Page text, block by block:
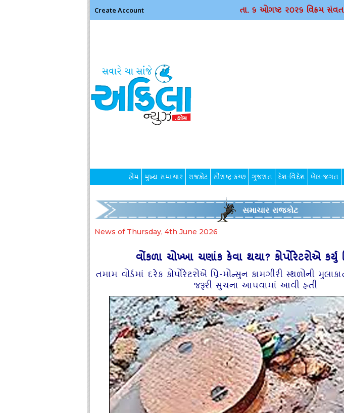
Create Account તા. ૬ ઓગષ્ટ ર૦ર૬ વિક્રમ
હોમ મુખ્ય સમાચાર રાજકોટ સૌરાષ્ટ્ર-કચ્છ ગુજરાત દેશ-વિદેશ ખેલ-જગત
સમાચાર રાજકોટ
News of Thursday, 4th June 2026
વોંકળા ચોખ્‍ખા ચણાંક કેવા થયા? કોર્પોરેટરોએ કર્યુ
તમામ વોર્ડમાં દરેક કોર્પોરેટરોએ પ્રિ-મોન્‍સુન કામગીરી સ્‍થળોની
જરૂરી સુચના આપવામાં આવી હતી